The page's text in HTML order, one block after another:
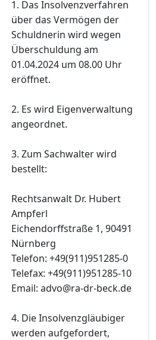
1. Das Insolvenzverfahren
über das Vermögen der
Schuldnerin wird wegen
Überschuldung am
01.04.2024 um 08.00 Uhr
eröffnet.
2. Es wird Eigenverwaltung
angeordnet.
3. Zum Sachwalter wird
bestellt:
Rechtsanwalt Dr. Hubert
Ampferl
Eichendorffstraße 1, 90491
Nürnberg
Telefon: +49(911)951285-0
Telefax: +49(911)951285-10
Email: advo@ra-dr-beck.de
4. Die Insolvenzgläubiger
werden aufgefordert,